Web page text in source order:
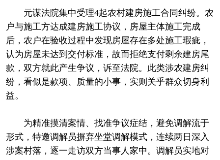
元谋法院集中受理4起农村建房施工合同纠纷。农
户与施工方达成建房施工协议，房屋主体施工完成
后，农户在验收过程中发现房屋存在多处施工瑕疵，
认为房屋未达到交付标准，故而拒绝支付剩余建房尾
款，双方就此产生争议，诉至法院。此类涉农建房纠
纷，看似是款项、质量的小事，实则关乎群众切身利
益。
为精准摸清案情、找准争议症结，避免调解流于
形式，特邀调解员摒弃坐堂调解模式，连续两日深入
涉案村落，逐一走访双方当事人家中。调解员实地对